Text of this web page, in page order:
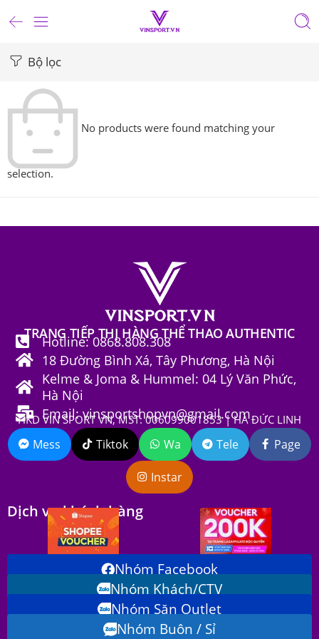
Bộ lọc
No products were found matching your
selection.
TRANG TIẾP THỊ HÀNG THỂ THAO AUTHENTIC
Hotline: 0868.808.308
18 Đường Bình Xá, Tây Phương, Hà Nội
Kelme & Joma & Hummel: 04 Lý Văn Phức,
Hà Nội
Email: vinsportshopvn@gmail.com
HKD VIN SPORT VN, MST: 006099001853 | HÀ ĐỨC LINH
Mess Tiktok Wa Tele Page
Instar
Dịch vụ khách hàng
Nhóm Facebook
Nhóm Khách/CTV
Nhóm Săn Outlet
Nhóm Buôn / Sỉ